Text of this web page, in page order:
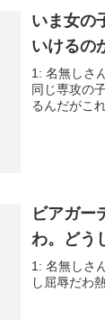
いま女の
いけるの
1: 名無しさ
同じ専攻の
るんだがこ
ビアガー
わ。どう
1: 名無しさ
し屈辱だわ